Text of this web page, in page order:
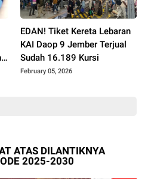
EDAN! Tiket Kereta Lebaran
KAI Daop 9 Jember Terjual
Sudah 16.189 Kursi
February 05, 2026
ATAS DILANTIKNYA
2025-2030